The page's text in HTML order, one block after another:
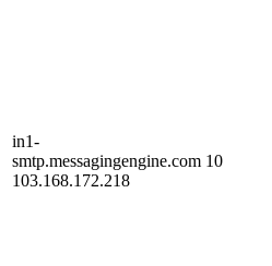
in1-
smtp.messagingengine.com
103.168.172.218
10